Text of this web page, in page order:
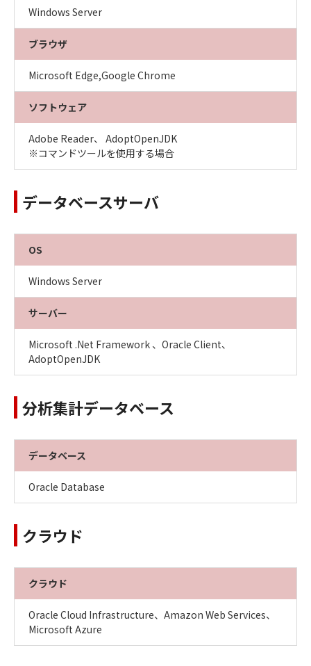
Windows Server
ブラウザ
Microsoft Edge,Google Chrome
ソフトウェア
Adobe Reader、 AdoptOpenJDK
※コマンドツールを使用する場合
データベースサーバ
OS
Windows Server
サーバー
Microsoft .Net Framework 、Oracle Client、
AdoptOpenJDK
分析集計データベース
データベース
Oracle Database
クラウド
クラウド
Oracle Cloud Infrastructure、Amazon Web Services、
Microsoft Azure